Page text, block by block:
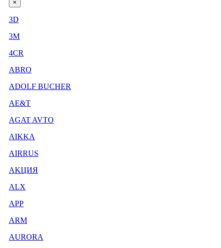
×
3D
3М
4CR
ABRO
ADOLF BUCHER
AE&T
AGAT AVTO
AIKKA
AIRRUS
AKЦИЯ
ALX
APP
ARM
AURORA